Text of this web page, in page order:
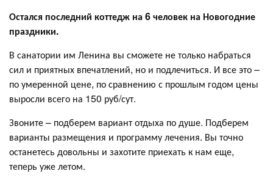
Остался последний коттедж на 6 человек на Новогодние
праздники.
В санатории им Ленина вы сможете не только набраться
сил и приятных впечатлений, но и подлечиться. И все это –
по умеренной цене, по сравнению с прошлым годом цены
выросли всего на 150 руб/сут.
Звоните – подберем вариант отдыха по душе. Подберем
варианты размещения и программу лечения. Вы точно
останетесь довольны и захотите приехать к нам еще,
теперь уже летом.